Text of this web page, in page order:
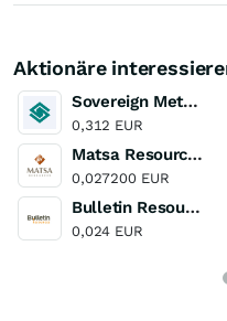
Aktionäre
Sovereign Metals
0,312 EUR
Matsa Resources
0,027200 EUR
Bulletin Resources
0,024 EUR